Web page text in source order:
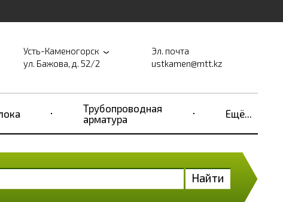
Усть-Каменогорск
ул. Бажова, д. 52/2
Эл. почта
ustkamen@mtt.kz
Трубопроводная
арматура
Ещё...
Найти